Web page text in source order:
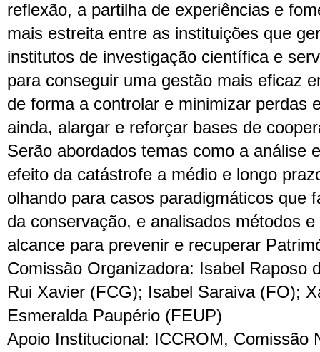
reflexão, a partilha de experiências e
mais estreita entre as instituições que
institutos de investigação científica e
para conseguir uma gestão mais eficaz
de forma a controlar e minimizar perdas
ainda, alargar e reforçar bases de
Serão abordados temas como a análise
efeito da catástrofe a médio e longo
olhando para casos paradigmáticos que
da conservação, e analisados métodos
alcance para prevenir e recuperar
Comissão Organizadora: Isabel Raposo
Rui Xavier (FCG); Isabel Saraiva (FO);
Esmeralda Paupério (FEUP)
Apoio Institucional: ICCROM, Comissão